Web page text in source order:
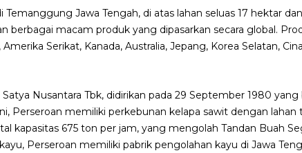
Temanggung Jawa Tengah, di atas lahan seluas 17 hektar
berbagai macam produk yang dipasarkan secara global.
Serikat, Kanada, Australia, Jepang, Korea Selatan,
Nusantara Tbk, didirikan pada 29 September 1980
Perseroan memiliki perkebunan kelapa sawit dengan lahan
kapasitas 675 ton per jam, yang mengolah Tandan Buah
Perseroan memiliki pabrik pengolahan kayu di Jawa